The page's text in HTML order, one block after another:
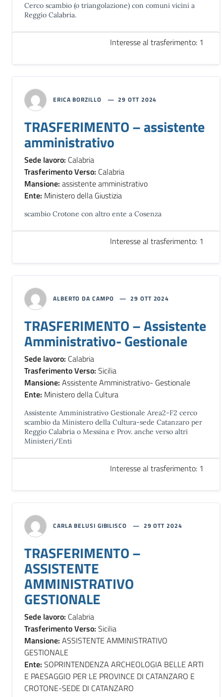
Cerco scambio (o triangolazione) con comuni vicini a
Reggio Calabria.
Interesse al trasferimento: 1
ERICA BORZILLO 29 OTT 2024
TRASFERIMENTO – assistente
amministrativo
Sede lavoro: Calabria
Trasferimento Verso: Calabria
Mansione: assistente amministrativo
Ente: Ministero della Giustizia
scambio Crotone con altro ente a Cosenza
Interesse al trasferimento: 1
ALBERTO DA CAMPO 29 OTT 2024
TRASFERIMENTO – Assistente
Amministrativo- Gestionale
Sede lavoro: Calabria
Trasferimento Verso: Sicilia
Mansione: Assistente Amministrativo- Gestionale
Ente: Ministero della Cultura
Assistente Amministrativo Gestionale Area2-F2 cerco
scambio da Ministero della Cultura-sede Catanzaro per
Reggio Calabria o Messina e Prov. anche verso altri
Ministeri/Enti
Interesse al trasferimento: 1
CARLA BELUSI GIBILISCO 29 OTT 2024
TRASFERIMENTO –
ASSISTENTE
AMMINISTRATIVO
GESTIONALE
Sede lavoro: Calabria
Trasferimento Verso: Sicilia
Mansione: ASSISTENTE AMMINISTRATIVO
GESTIONALE
Ente: SOPRINTENDENZA ARCHEOLOGIA BELLE ARTI
E PAESAGGIO PER LE PROVINCE DI CATANZARO E
CROTONE-SEDE DI CATANZARO